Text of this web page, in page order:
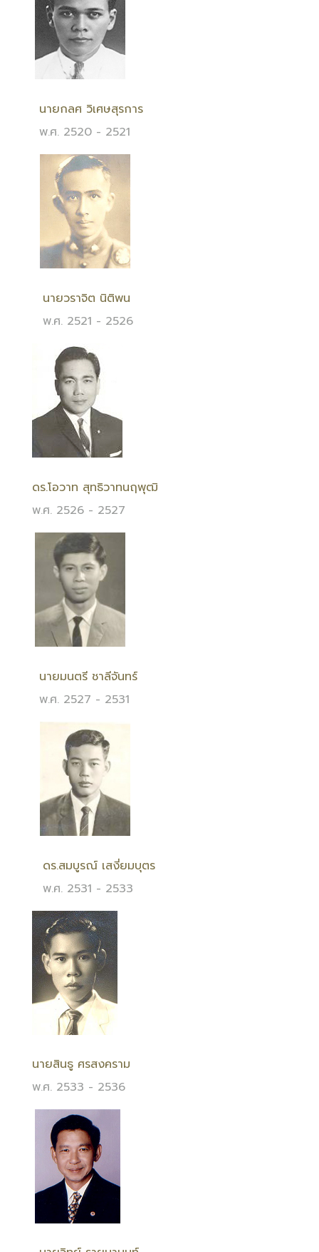
นายกลศ วิเศษสุรการ
พ.ศ. 2520 - 2521
นายวราจิต นิติพน
พ.ศ. 2521 - 2526
ดร.โอวาท สุทธิวาทนฤพุฒิ
พ.ศ. 2526 - 2527
นายมนตรี ชาลีจันทร์
พ.ศ. 2527 - 2531
ดร.สมบูรณ์ เสงี่ยมบุตร
พ.ศ. 2531 - 2533
นายสินธู ศรสงคราม
พ.ศ. 2533 - 2536